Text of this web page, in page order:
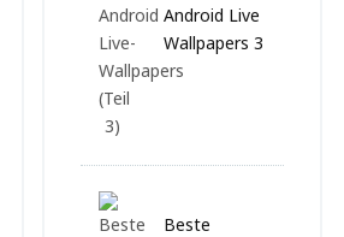
Android Live
Wallpapers 3
Beste